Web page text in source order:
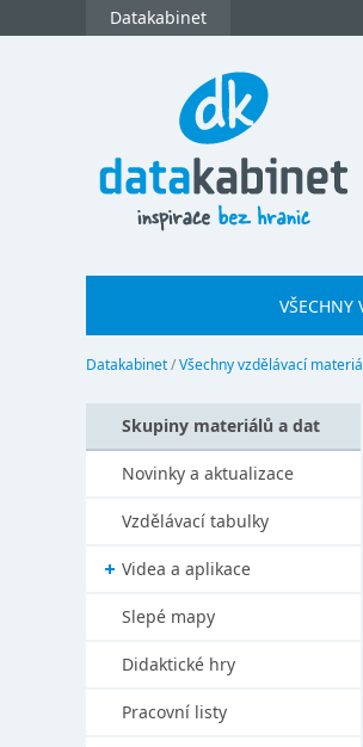
Datakabinet
VŠECHNY
Datakabinet/Všechny vzdělávací
Skupiny materiálů a dat
Novinky a aktualizace
Vzdělávací tabulky
Videa a aplikace
Slepé mapy
Didaktické hry
Pracovní listy